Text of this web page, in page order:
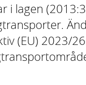
i lagen
(EU) 2023/